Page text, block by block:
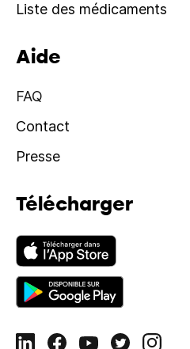
Liste des médicaments
Aide
FAQ
Contact
Presse
Télécharger